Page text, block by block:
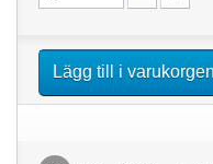
Lägg till i varukorgen